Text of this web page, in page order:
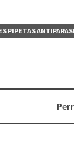
PIPETAS